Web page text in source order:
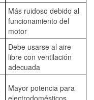
Más ruidoso debido al
funcionamiento del
motor
Debe usarse al aire
libre con ventilación
adecuada
Mayor potencia para
electrodomésticos